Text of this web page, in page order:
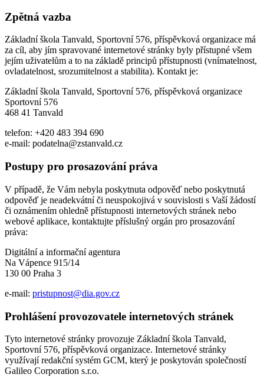
Zpětná vazba
Základní škola Tanvald, Sportovní 576, příspěvková organizace má
za cíl, aby jím spravované internetové stránky byly přístupné všem
jejím uživatelům a to na základě principů přístupnosti (vnímatelnost,
ovladatelnost, srozumitelnost a stabilita). Kontakt je:
Základní škola Tanvald, Sportovní 576, příspěvková organizace
Sportovní 576
468 41 Tanvald
telefon: +420 483 394 690
e-mail: podatelna@zstanvald.cz
Postupy pro prosazování práva
V případě, že Vám nebyla poskytnuta odpověď nebo poskytnutá
odpověď je neadekvátní či neuspokojivá v souvislosti s Vaší žádostí
či oznámením ohledně přístupnosti internetových stránek nebo
webové aplikace, kontaktujte příslušný orgán pro prosazování
práva:
Digitální a informační agentura
Na Vápence 915/14
130 00 Praha 3
e-mail: pristupnost@dia.gov.cz
Prohlášení provozovatele internetových stránek
Tyto internetové stránky provozuje Základní škola Tanvald,
Sportovní 576, příspěvková organizace. Internetové stránky
využívají redakční systém GCM, který je poskytován společností
Galileo Corporation s.r.o.